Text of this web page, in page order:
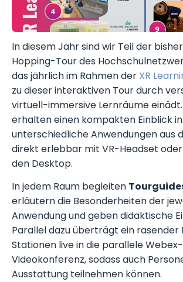
In diesem Jahr sind wir Teil der
Hopping-Tour des
das jährlich im Rahmen der XR
zu dieser interaktiven Tour durch
virtuell-immersive Lernräume
erhalten einen kompakten Einblick in
unterschiedliche Anwendungen aus
direkt erlebbar mit VR-Headset
den Desktop.
In jedem Raum begleiten
erläutern die Besonderheiten der
Anwendung und geben didaktische
Parallel dazu überträgt ein rasender
Stationen live in die parallele Webex-
Videokonferenz, sodass auch
Ausstattung teilnehmen können.